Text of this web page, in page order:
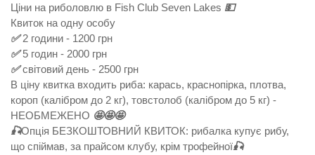
Ціни на риболовлю в Fish Club Seven Lakes 💵
Квиток на одну особу
✅2 години - 1200 грн
✅5 годин - 2000 грн
✅світовий день - 2500 грн
В ціну квитка входить риба: карась, краснопірка, плотва,
короп (калібром до 2 кг), товстолоб (калібром до 5 кг) -
НЕОБМЕЖЕНО 🤩🤩🤩
🎣Опція БЕЗКОШТОВНИЙ КВИТОК: рибалка купує рибу,
що спіймав, за прайсом клубу, крім трофейної🎣